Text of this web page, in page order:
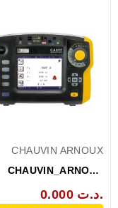
CHAUVIN ARNOUX
CHAUVIN_ARNOUX
INSTAL...0.000 د.ت.